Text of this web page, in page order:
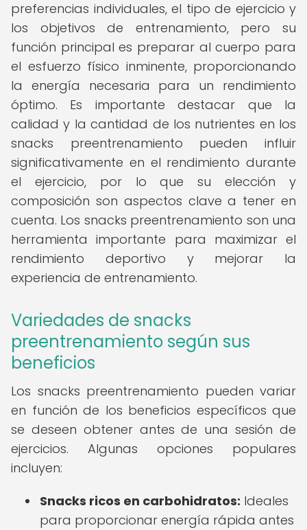
preferencias individuales, el tipo de ejercicio y
los objetivos de entrenamiento, pero su
función principal es preparar al cuerpo para
el esfuerzo físico inminente, proporcionando
la energía necesaria para un rendimiento
óptimo. Es importante destacar que la
calidad y la cantidad de los nutrientes en los
snacks preentrenamiento pueden influir
significativamente en el rendimiento durante
el ejercicio, por lo que su elección y
composición son aspectos clave a tener en
cuenta. Los snacks preentrenamiento son una
herramienta importante para maximizar el
rendimiento deportivo y mejorar la
experiencia de entrenamiento.
Variedades de snacks
preentrenamiento según sus
beneficios
Los snacks preentrenamiento pueden variar
en función de los beneficios específicos que
se deseen obtener antes de una sesión de
ejercicios. Algunas opciones populares
incluyen:
Snacks ricos en carbohidratos: Ideales
para proporcionar energía rápida antes